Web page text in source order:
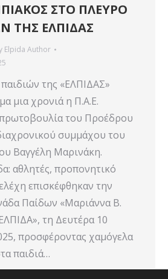
ΣΤΟ ΠΛΕΥΡΟ
ΤΗΣ ΕΛΠΙΔΑΣ
Elpida Author
της «ΕΛΠΙΔΑΣ»
μια χρονιά η Π.Α.Ε.
του Προέδρου
συμμάχου του
Βαγγέλη Μαρινάκη.
αθλητές, προπονητικό
επισκέφθηκαν την
Παίδων «Μαριάννα Β.
τη Δευτέρα 10
προσφέροντας χαμόγελα
παιδιά…